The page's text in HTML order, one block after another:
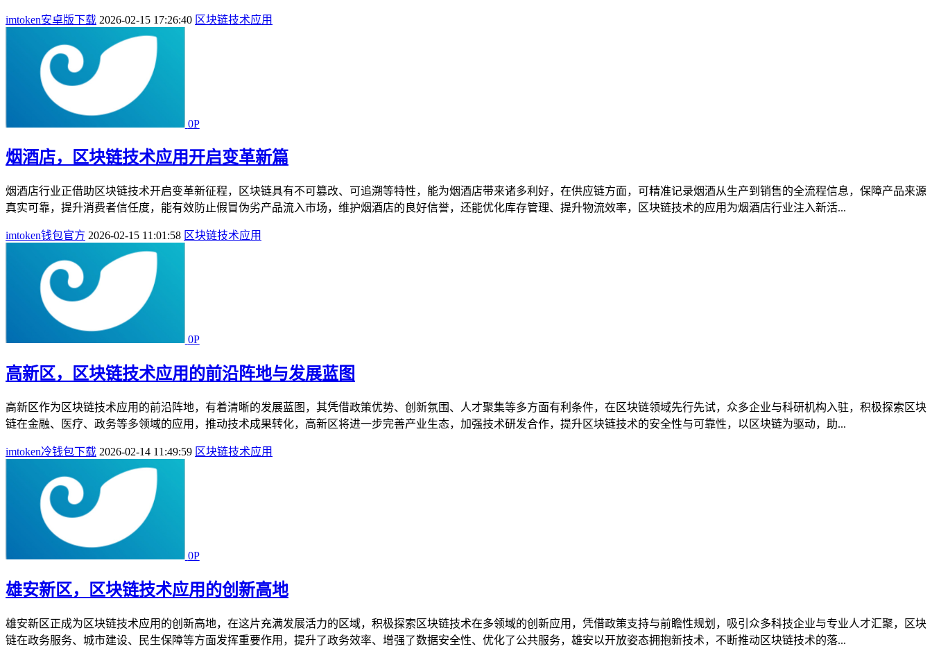
imtoken安卓版下载 2026-02-15 17:26:40 区块链技术应用
0P
烟酒店，区块链技术应用开启变革新篇
烟酒店行业正借助区块链技术开启变革新征程，区块链具有不可篡改、可追溯等特性，能为烟酒店带来诸多利好，在供应链方面，可精准记录烟酒从生产到销售的全流程信息，保障产品来源
真实可靠，提升消费者信任度，能有效防止假冒伪劣产品流入市场，维护烟酒店的良好信誉，还能优化库存管理、提升物流效率，区块链技术的应用为烟酒店行业注入新活...
imtoken钱包官方 2026-02-15 11:01:58 区块链技术应用
0P
高新区，区块链技术应用的前沿阵地与发展蓝图
高新区作为区块链技术应用的前沿阵地，有着清晰的发展蓝图，其凭借政策优势、创新氛围、人才聚集等多方面有利条件，在区块链领域先行先试，众多企业与科研机构入驻，积极探索区块
链在金融、医疗、政务等多领域的应用，推动技术成果转化，高新区将进一步完善产业生态，加强技术研发合作，提升区块链技术的安全性与可靠性，以区块链为驱动，助...
imtoken冷钱包下载 2026-02-14 11:49:59 区块链技术应用
0P
雄安新区，区块链技术应用的创新高地
雄安新区正成为区块链技术应用的创新高地，在这片充满发展活力的区域，积极探索区块链技术在多领域的创新应用，凭借政策支持与前瞻性规划，吸引众多科技企业与专业人才汇聚，区块
链在政务服务、城市建设、民生保障等方面发挥重要作用，提升了政务效率、增强了数据安全性、优化了公共服务，雄安以开放姿态拥抱新技术，不断推动区块链技术的落...